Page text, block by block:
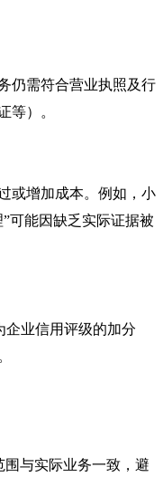
仍需符合营业执照及行
等）。
或增加成本。例如，小
可能因缺乏实际证据被
企业信用评级的加分
与实际业务一致，避